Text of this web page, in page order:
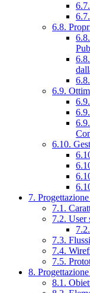
6.8.
6.9.
6.10.
7.
7.1.
7.2. User
7.3.
7.4.
7.5.
8.
8.1.